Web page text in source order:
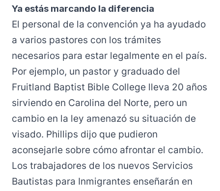
Ya estás marcando la diferencia
El personal de la convención ya ha ayudado
a varios pastores con los trámites
necesarios para estar legalmente en el país.
Por ejemplo, un pastor y graduado del
Fruitland Baptist Bible College lleva 20 años
sirviendo en Carolina del Norte, pero un
cambio en la ley amenazó su situación de
visado. Phillips dijo que pudieron
aconsejarle sobre cómo afrontar el cambio.
Los trabajadores de los nuevos Servicios
Bautistas para Inmigrantes enseñarán en